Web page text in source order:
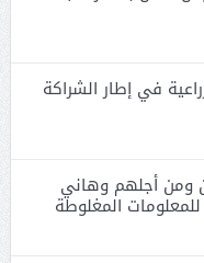
في إطار الشراكة
ومن أجلهم وهاني
المغلوطة